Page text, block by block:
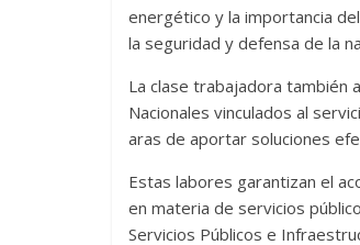
energético y la importancia
la seguridad y defensa de la
La clase trabajadora también
Nacionales vinculados al
aras de aportar soluciones
Estas labores garantizan el
en materia de servicios
Servicios Públicos e